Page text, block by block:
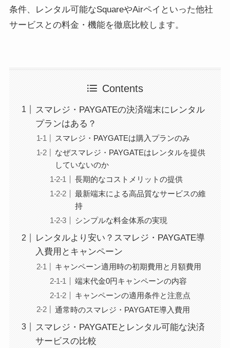
条件、レンタル可能なSquareやAirペイといった他社
サービスとの料金・機能を徹底比較します。
Contents
スマレジ・PAYGATEの決済端末にレンタル
プランはある？
スマレジ・PAYGATEは購入プランのみ
なぜスマレジ・PAYGATEはレンタルを提供
していないのか
長期的なコストメリットの提供
最新端末による高品質なサービスの維
持
シンプルな料金体系の実現
レンタルより安い？スマレジ・PAYGATE導
入費用とキャンペーン
キャンペーン適用時の初期費用と月額費用
端末代金0円キャンペーンの内容
キャンペーンの適用条件と注意点
通常時のスマレジ・PAYGATE導入費用
スマレジ・PAYGATEとレンタル可能な決済
サービスの比較